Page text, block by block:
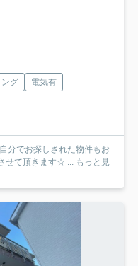
グ
電気有
分でお探しされた物件もお
せて頂きます☆ ... もっと見